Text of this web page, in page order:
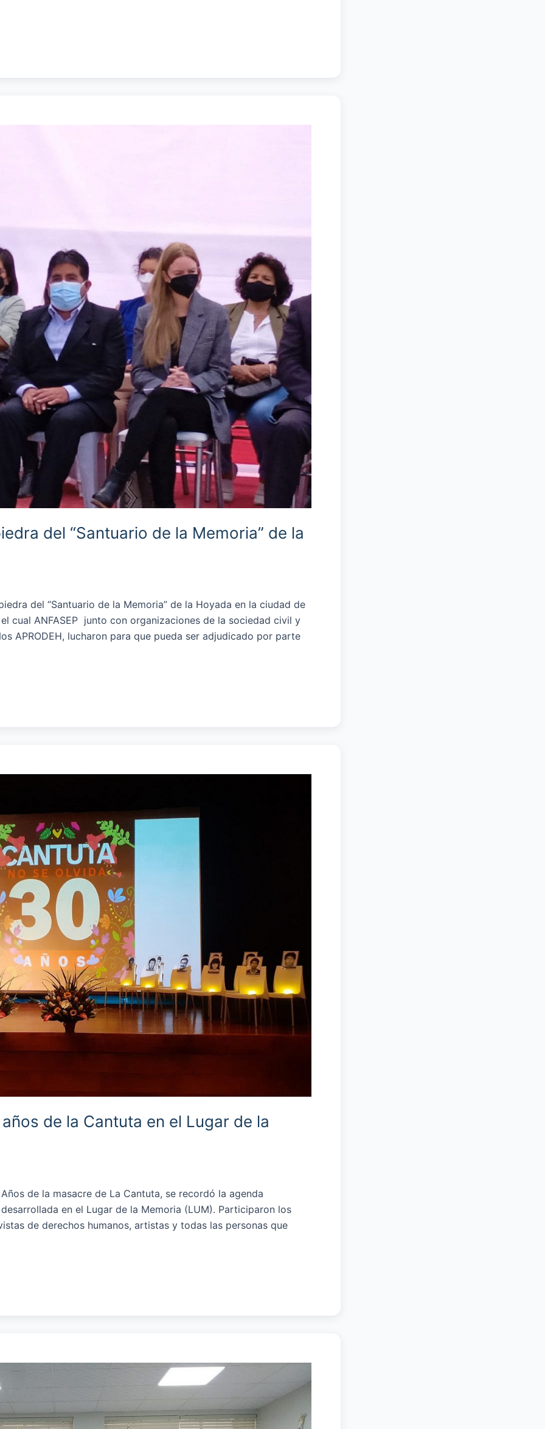
del “Santuario de la Memoria” de la
del “Santuario de la Memoria” de la Hoyada en la ciudad de
cual ANFASEP junto con organizaciones de la sociedad civil y
APRODEH, lucharon para que pueda ser adjudicado por parte
de la Cantuta en el Lugar de la
de la masacre de La Cantuta, se recordó la agenda
en el Lugar de la Memoria (LUM). Participaron los
de derechos humanos, artistas y todas las personas que